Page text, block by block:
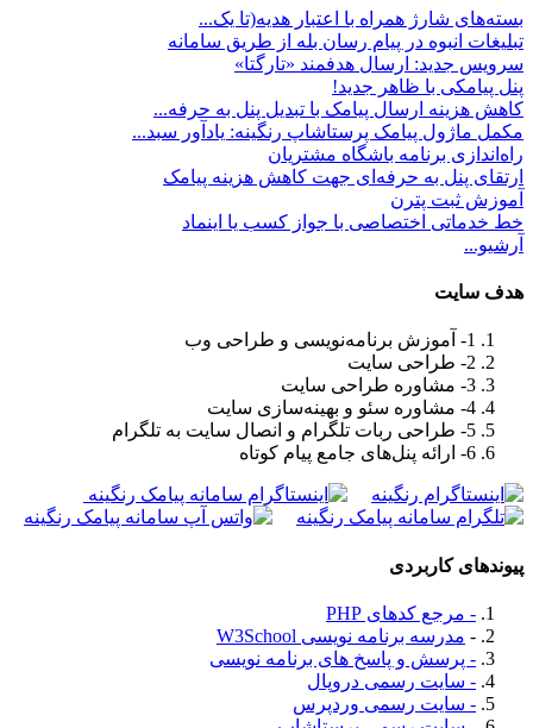
بسته‌های شارژ همراه با اعتبار هدیه(تا یک...
تبلیغات انبوه در پیام رسان بله از طریق سامانه
سرویس جدید: ارسال هدفمند «تارگتا»
پنل پیامکی با ظاهر جدید!
کاهش هزینه ارسال پیامک با تبدیل پنل به حرفه...
مکمل ماژول پیامک پرستاشاپ رنگینه: یادآور سبد...
راه‌اندازی برنامه باشگاه مشتریان
ارتقای پنل به حرفه‌ای جهت کاهش هزینه پیامک
آموزش ثبت پترن
خط خدماتی اختصاصی با جواز کسب یا اینماد
آرشیو...
هدف سايت
1- آموزش برنامه‌نویسی و طراحی وب
2- طراحی سایت
3- مشاوره طراحی سایت
4- مشاوره سئو و بهینه‌سازی سایت
5- طراحی ربات تلگرام و انصال سایت به تلگرام
6- ارائه پنل‌های جامع پیام کوتاه
پیوندهای کاربردی
- مرجع کدهای PHP
- مدرسه برنامه نویسی W3School
- پرسش و پاسخ های برنامه نویسی
- سایت رسمی دروپال
- سایت رسمی وردپرس